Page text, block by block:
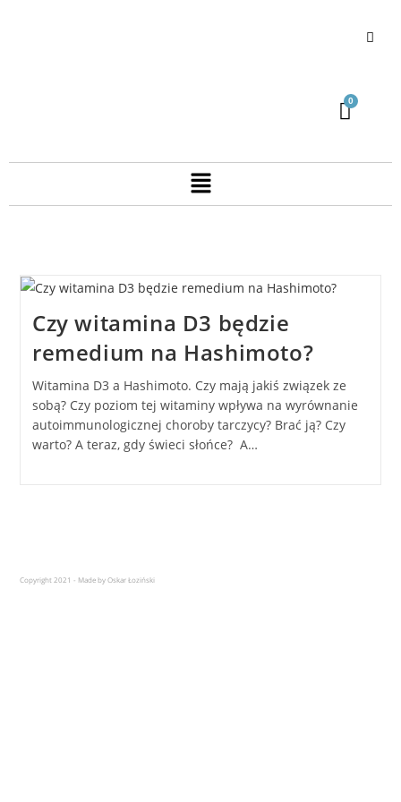
Czy witamina D3 będzie
remedium na Hashimoto?
Witamina D3 a Hashimoto. Czy mają jakiś związek ze
sobą? Czy poziom tej witaminy wpływa na wyrównanie
autoimmunologicznej choroby tarczycy? Brać ją? Czy
warto? A teraz, gdy świeci słońce? A…
Copyright 2021 - Made by Oskar Łoziński